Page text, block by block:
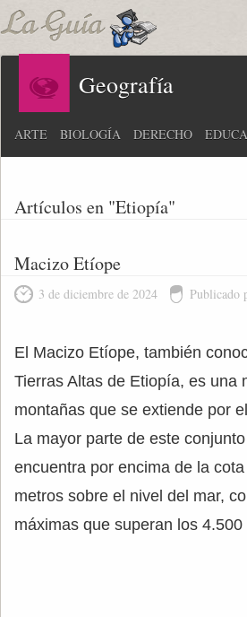
Geografía
ARTE BIOLOGÍA DERECHO
Artículos en "Etiopía"
Macizo Etíope
3 de diciembre de 2024 Publicado
El Macizo Etíope, también
Tierras Altas de Etiopía, es una
montañas que se extiende por
La mayor parte de este
encuentra por encima de la
metros sobre el nivel del mar,
máximas que superan los